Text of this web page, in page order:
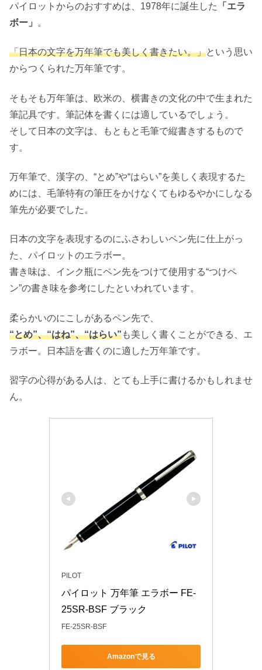
パイロットからのおすすめは、1978年に誕生した
「エラ
ボー」
。
「日本の文字を万年筆でも美しく書きたい。」という思い
からつくられた万年筆です。
そもそも万年筆は、欧米の、横書きの文化の中で生まれた
筆記具です。筆記体を書くには適しているでしょう。
そして日本の文字は、もともと毛筆で縦書きするもので
す。
万年筆で、漢字の、“とめ”や“はらい”を美しく表現するた
めには、毛筆特有の筆圧をかけなくてもゆるやかにしなる
筆先が必要でした。
日本の文字を表現するのにふさわしいペン先に仕上がっ
た、パイロットのエラボー。
書き味は、インク瓶にペン先をつけて使用する“つけペ
ン”の書き味を参考にしたといわれています。
柔らかいのにこしがあるペン先で、
“とめ”、“はね”、“はらい”も美しく書くことができる、エ
ラボー。日本語を書くのに適した万年筆です。
習字の心得がある人は、とても上手に書けるかもしれませ
ん。
PILOT
パイロット 万年筆 エラボー FE-
25SR-BSF ブラック
FE-25SR-BSF
Amazonで見る